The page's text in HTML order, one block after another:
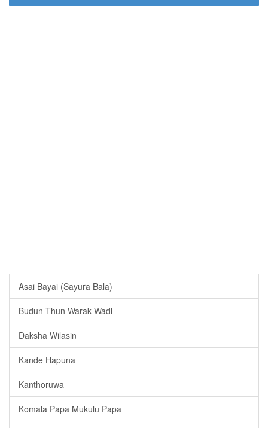
Asai Bayai (Sayura Bala)
Budun Thun Warak Wadi
Daksha Wilasin
Kande Hapuna
Kanthoruwa
Komala Papa Mukulu Papa